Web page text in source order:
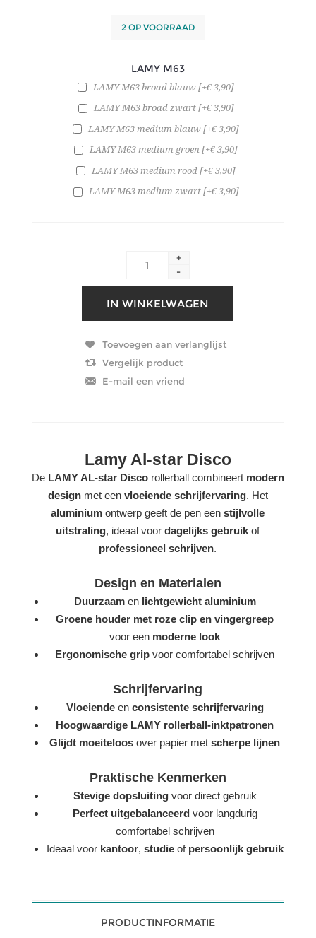
2 OP VOORRAAD
LAMY M63
LAMY M63 broad blauw [+€ 3,90]
LAMY M63 broad zwart [+€ 3,90]
LAMY M63 medium blauw [+€ 3,90]
LAMY M63 medium groen [+€ 3,90]
LAMY M63 medium rood [+€ 3,90]
LAMY M63 medium zwart [+€ 3,90]
+
-
Lamy Al-star Disco
De LAMY AL-star Discorollerball combineert modern
designmet een vloeiende schrijfervaring. Het
aluminium ontwerp geeft de pen eenstijlvolle
uitstraling, ideaal voordagelijks gebruik of
professioneel schrijven.
Design en Materialen
Duurzaamen lichtgewicht aluminium
Groene houder met roze clip en vingergreep
voor een moderne look
Ergonomische grip voor comfortabel schrijven
Schrijfervaring
Vloeiendeen consistente schrijfervaring
Hoogwaardige LAMY rollerball-inktpatronen
Glijdt moeiteloos over papier metscherpe lijnen
Praktische Kenmerken
Stevige dopsluitingvoor direct gebruik
Perfect uitgebalanceerdvoor langdurig
comfortabel schrijven
Ideaal voor kantoor, studieof persoonlijk gebruik
PRODUCTINFORMATIE